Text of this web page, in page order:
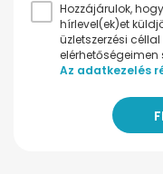
Hozzájárulok,
hírlevel(ek)et
üzletszerzési
Az adatkezelés